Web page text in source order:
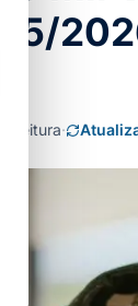
leitura·